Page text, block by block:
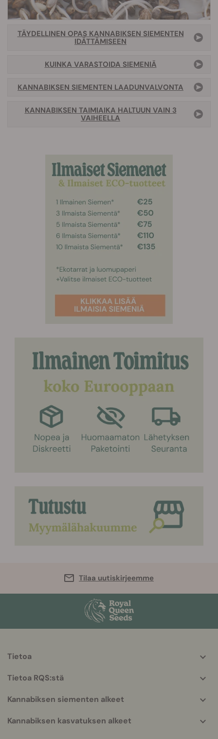
TÄYDELLINEN OPAS KANNABIKSEN SIEMENTEN
IDÄTTÄMISEEN
KUINKA VARASTOIDA SIEMENIÄ
KANNABIKSEN SIEMENTEN LAADUNVALVONTA
KANNABIKSEN TAIMIAIKA HALTUUN VAIN 3
VAIHEELLA
Tilaa uutiskirjeemme
More
info
Tietoa
Tietoa RQS:stä
Kannabiksen siementen alkeet
Kannabiksen kasvatuksen alkeet